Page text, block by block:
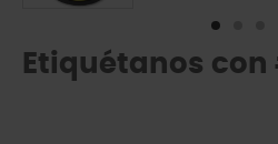
Etiquétanos